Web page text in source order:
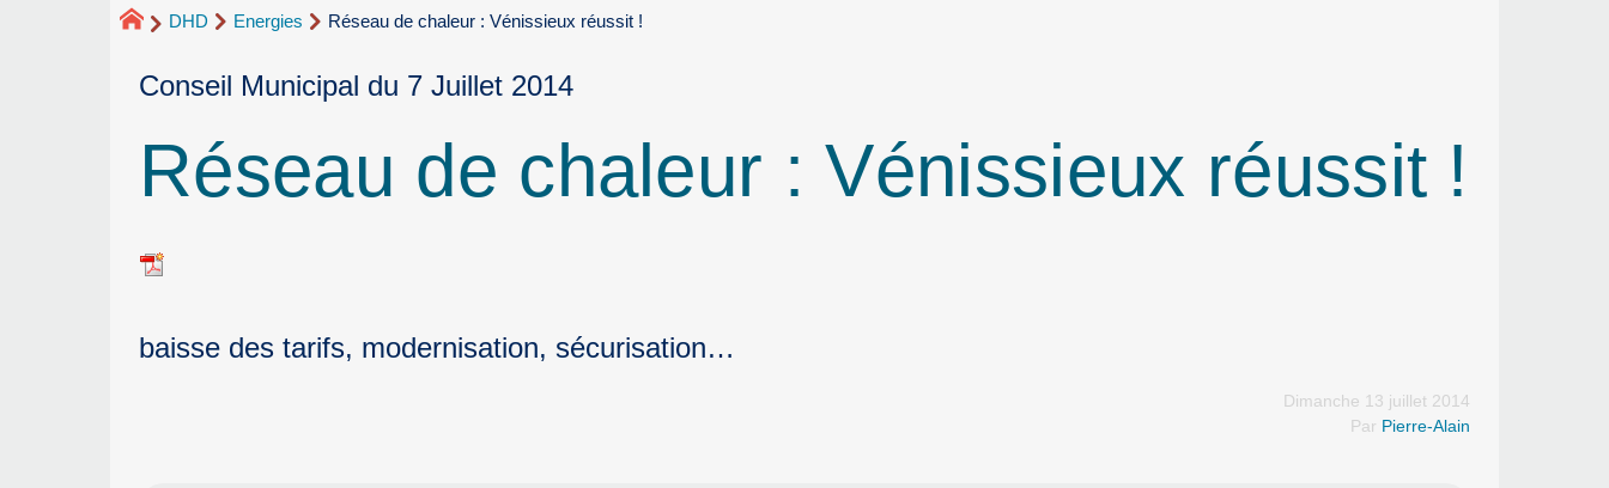
DHD Energies Réseau de chaleur : Vénissieux réussit !
Conseil Municipal du 7 Juillet 2014
Réseau de chaleur : Vénissieux réussit !
baisse des tarifs, modernisation, sécurisation…
Dimanche 13 juillet 2014
Par Pierre-Alain